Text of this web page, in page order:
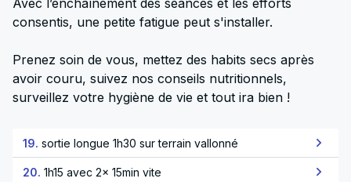
Avec l’enchaînement des séances et les efforts
consentis, une petite fatigue peut s'installer.
Prenez soin de vous, mettez des habits secs après
avoir couru, suivez nos conseils nutritionnels,
surveillez votre hygiène de vie et tout ira bien !
19. sortie longue 1h30 sur terrain vallonné
20. 1h15 avec 2x 15min vite